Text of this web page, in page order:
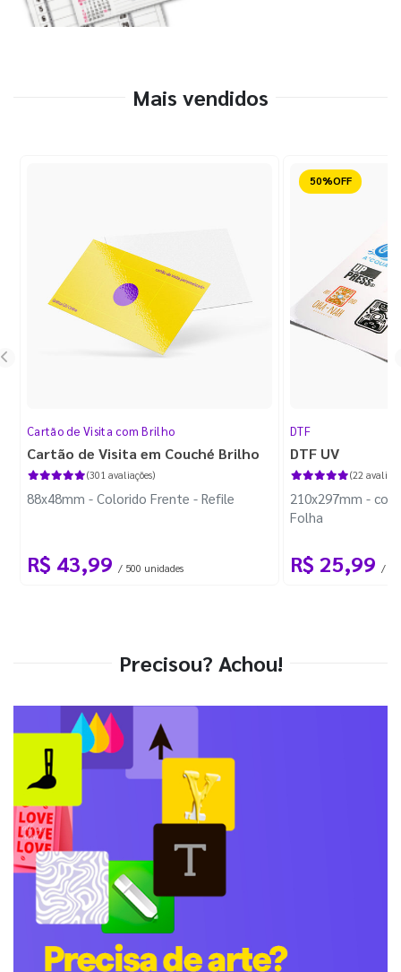
Mais vendidos
Cartão de Visita com Brilho
Cartão de Visita em Couché Brilho
(301 avaliações)
88x48mm - Colorido Frente - Refile
R$ 43,99 / 500 unidades
Reduzido
DTF
DTF UV
(22
210x297mm -
Folha
R$ 25,99 / 1
Precisou? Achou!